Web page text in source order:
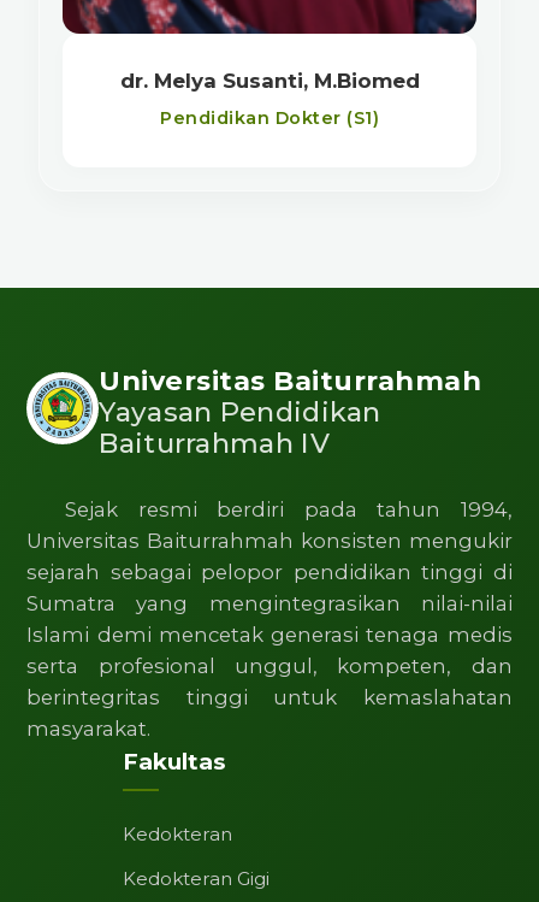
dr. Melya Susanti, M.Biomed
Pendidikan Dokter (S1)
Universitas Baiturrahmah
Yayasan Pendidikan
Baiturrahmah IV
Sejak resmi berdiri pada tahun 1994,
Universitas Baiturrahmah konsisten mengukir
sejarah sebagai pelopor pendidikan tinggi di
Sumatra yang mengintegrasikan nilai-nilai
Islami demi mencetak generasi tenaga medis
serta profesional unggul, kompeten, dan
berintegritas tinggi untuk kemaslahatan
masyarakat.
Fakultas
Kedokteran
Kedokteran Gigi